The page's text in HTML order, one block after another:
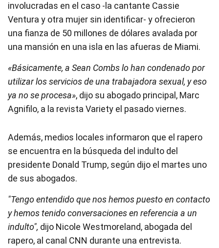
involucradas en el caso -la cantante Cassie
Ventura y otra mujer sin identificar- y ofrecieron
una fianza de 50 millones de dólares avalada por
una mansión en una isla en las afueras de Miami.
«Básicamente, a Sean Combs lo han condenado por
utilizar los servicios de una trabajadora sexual, y eso
ya no se procesa», dijo su abogado principal, Marc
Agnifilo, a la revista Variety el pasado viernes.
Además, medios locales informaron que el rapero
se encuentra en la búsqueda del indulto del
presidente Donald Trump, según dijo el martes uno
de sus abogados.
"Tengo entendido que nos hemos puesto en contacto
y hemos tenido conversaciones en referencia a un
indulto", dijo Nicole Westmoreland, abogada del
rapero, al canal CNN durante una entrevista.